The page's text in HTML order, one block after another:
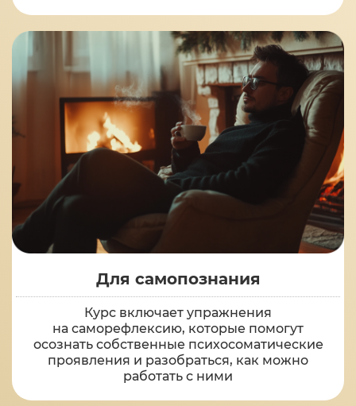
Для самопознания
Курс включает упражнения
на саморефлексию, которые помогут
осознать собственные психосоматические
проявления и разобраться, как можно
работать с ними